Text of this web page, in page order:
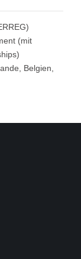
(mit
Belgien,